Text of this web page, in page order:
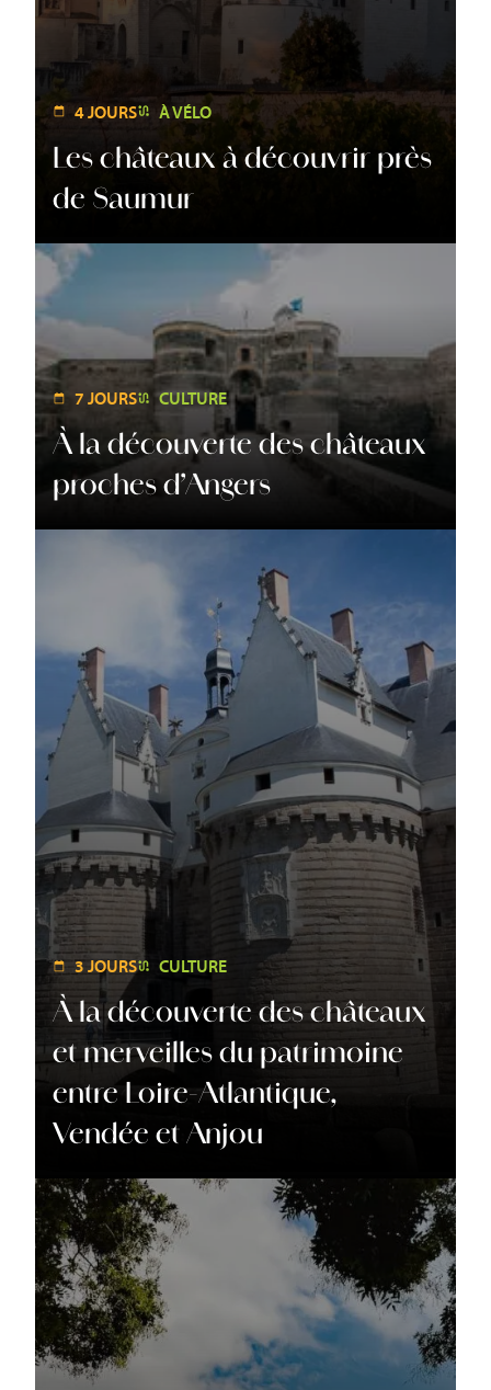
4 JOURS À VÉLO
Les châteaux à découvrir près
de Saumur
7 JOURS CULTURE
À la découverte des châteaux
proches d’Angers
3 JOURS CULTURE
À la découverte des châteaux
et merveilles du patrimoine
entre Loire-Atlantique,
Vendée et Anjou